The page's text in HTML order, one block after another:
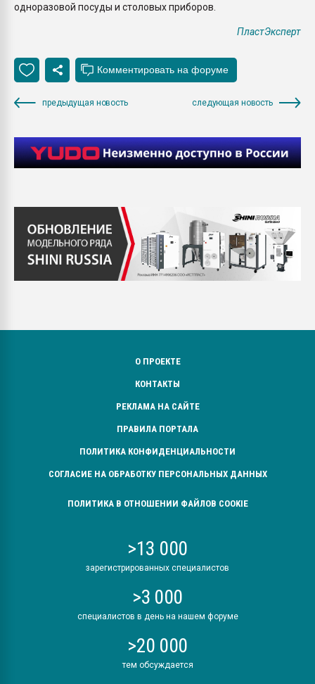
одноразовой посуды и столовых приборов.
ПластЭксперт
предыдущая новость следующая новость
О ПРОЕКТЕ
КОНТАКТЫ
РЕКЛАМА НА САЙТЕ
ПРАВИЛА ПОРТАЛА
ПОЛИТИКА КОНФИДЕНЦИАЛЬНОСТИ
СОГЛАСИЕ НА ОБРАБОТКУ ПЕРСОНАЛЬНЫХ ДАННЫХ
ПОЛИТИКА В ОТНОШЕНИИ ФАЙЛОВ COOKIE
>13 000
зарегистрированных специалистов
>3 000
специалистов в день на нашем форуме
>20 000
тем обсуждается